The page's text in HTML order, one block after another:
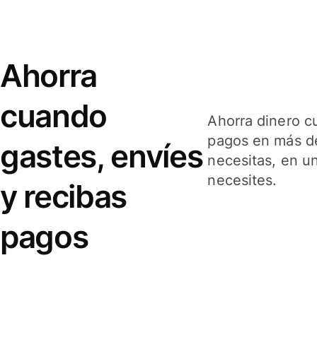
Ahorra
cuando
gastes, envíes
y recibas
pagos
Ahorra dinero
pagos en más
necesitas, en
necesites.